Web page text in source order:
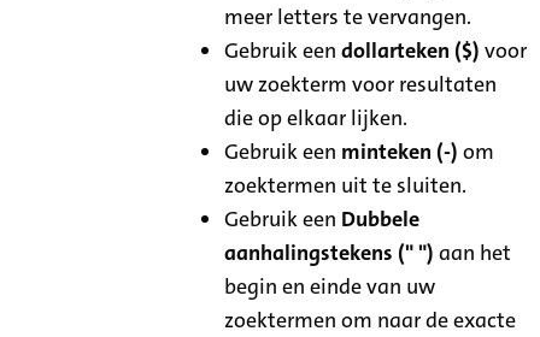
meer letters te vervangen.
Gebruik eendollarteken ($) voor
uw zoekterm voor resultaten
die op elkaar lijken.
Gebruik een minteken (-) om
zoektermen uit te sluiten.
Gebruik een Dubbele
aanhalingstekens (" ") aan het
begin en einde van uw
zoektermen om naar de exacte